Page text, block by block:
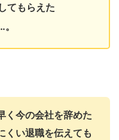
てもらえた
く今の会社を辞めた
くい退職を伝えても